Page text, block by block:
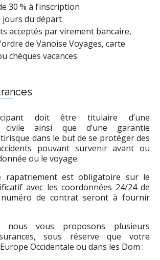
30 % à l’inscription
jours du départ
acceptés par virement bancaire,
de Vanoise Voyages, carte
chèques vacances.
doit être titulaire d’une
civile ainsi que d’une garantie
dans le but de se protéger des
pouvant survenir avant ou
ou le voyage.
rapatriement est obligatoire sur le
avec les coordonnées 24/24 de
numéro de contrat seront à fournir
nous vous proposons plusieurs
sous réserve que votre
Occidentale ou dans les Dom :